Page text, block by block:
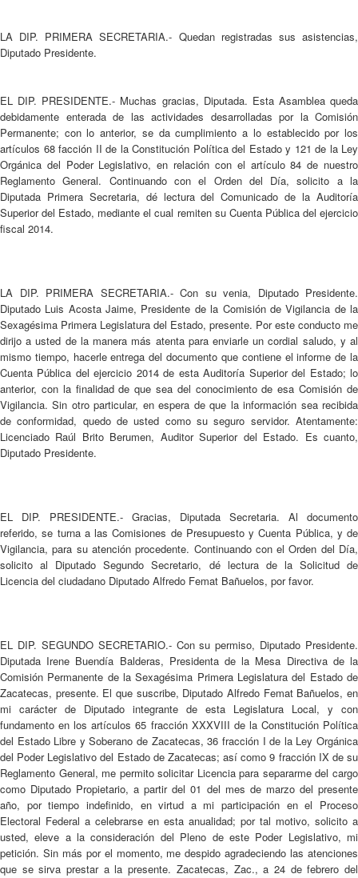
LA DIP. PRIMERA SECRETARIA.- Quedan registradas sus asistencias,
Diputado Presidente.
EL DIP. PRESIDENTE.- Muchas gracias, Diputada. Esta Asamblea queda
debidamente enterada de las actividades desarrolladas por la Comisión
Permanente; con lo anterior, se da cumplimiento a lo establecido por los
artículos 68 facción II de la Constitución Política del Estado y 121 de la Ley
Orgánica del Poder Legislativo, en relación con el artículo 84 de nuestro
Reglamento General. Continuando con el Orden del Día, solicito a la
Diputada Primera Secretaria, dé lectura del Comunicado de la Auditoría
Superior del Estado, mediante el cual remiten su Cuenta Pública del ejercicio
fiscal 2014.
LA DIP. PRIMERA SECRETARIA.- Con su venia, Diputado Presidente.
Diputado Luis Acosta Jaime, Presidente de la Comisión de Vigilancia de la
Sexagésima Primera Legislatura del Estado, presente. Por este conducto me
dirijo a usted de la manera más atenta para enviarle un cordial saludo, y al
mismo tiempo, hacerle entrega del documento que contiene el informe de la
Cuenta Pública del ejercicio 2014 de esta Auditoría Superior del Estado; lo
anterior, con la finalidad de que sea del conocimiento de esa Comisión de
Vigilancia. Sin otro particular, en espera de que la información sea recibida
de conformidad, quedo de usted como su seguro servidor. Atentamente:
Licenciado Raúl Brito Berumen, Auditor Superior del Estado. Es cuanto,
Diputado Presidente.
EL DIP. PRESIDENTE.- Gracias, Diputada Secretaria. Al documento
referido, se turna a las Comisiones de Presupuesto y Cuenta Pública, y de
Vigilancia, para su atención procedente. Continuando con el Orden del Día,
solicito al Diputado Segundo Secretario, dé lectura de la Solicitud de
Licencia del ciudadano Diputado Alfredo Femat Bañuelos, por favor.
EL DIP. SEGUNDO SECRETARIO.- Con su permiso, Diputado Presidente.
Diputada Irene Buendía Balderas, Presidenta de la Mesa Directiva de la
Comisión Permanente de la Sexagésima Primera Legislatura del Estado de
Zacatecas, presente. El que suscribe, Diputado Alfredo Femat Bañuelos, en
mi carácter de Diputado integrante de esta Legislatura Local, y con
fundamento en los artículos 65 fracción XXXVIII de la Constitución Política
del Estado Libre y Soberano de Zacatecas, 36 fracción I de la Ley Orgánica
del Poder Legislativo del Estado de Zacatecas; así como 9 fracción IX de su
Reglamento General, me permito solicitar Licencia para separarme del cargo
como Diputado Propietario, a partir del 01 del mes de marzo del presente
año, por tiempo indefinido, en virtud a mi participación en el Proceso
Electoral Federal a celebrarse en esta anualidad; por tal motivo, solicito a
usted, eleve a la consideración del Pleno de este Poder Legislativo, mi
petición. Sin más por el momento, me despido agradeciendo las atenciones
que se sirva prestar a la presente. Zacatecas, Zac., a 24 de febrero del